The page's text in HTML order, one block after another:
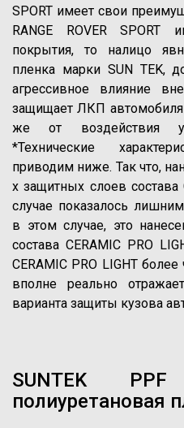
SPORT имеет свои
RANGE ROVER
покрытия, то налицо
пленка марки SUN TEK,
агрессивное влияние
защищает ЛКП автомобиля
же от воздействия
*Технические
приводим ниже. Так что,
х защитных слоев
случае показалось
в этом случае, это
состава CERAMIC PRO
CERAMIC PRO LIGHT
вполне реально
варианта защиты кузова
SUNTEK PPF
полиуретановая